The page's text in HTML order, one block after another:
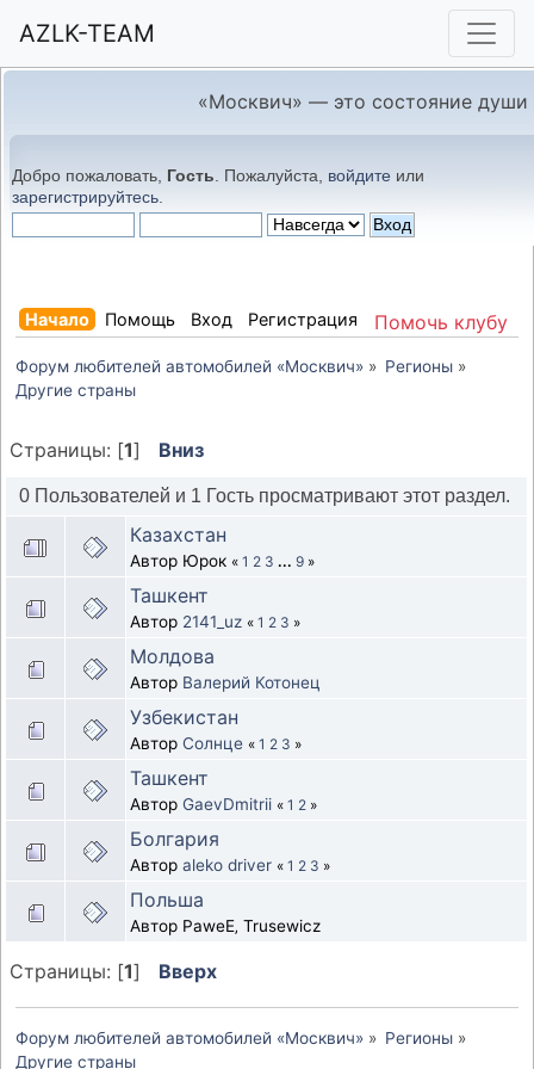
AZLK-TEAM
«Москвич» — это состояние души
Добро пожаловать, Гость . Пожалуйста, войдите или
зарегистрируйтесь
Помочь клубу
Начало Помощь Вход Регистрация
Форум любителей автомобилей «Москвич» » Регионы»
Другие страны
Страницы: [1] Вниз
0 Пользователей и 1 Гость просматривают этот раздел.
Казахстан
Автор Юрок « 1 2 3 ... 9 »
Ташкент
Автор 2141_uz « 1 2 3 »
Молдова
Автор Валерий Котонец
Узбекистан
Автор Солнце « 1 2 3 »
Ташкент
Автор GaevDmitrii « 1 2 »
Болгария
Автор aleko driver « 1 2 3 »
Польша
Автор PaweЕ‚ Trusewicz
Страницы: [1] Вверх
Форум любителей автомобилей «Москвич» » Регионы»
Другие страны